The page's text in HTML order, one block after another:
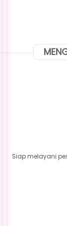
Siap melayani